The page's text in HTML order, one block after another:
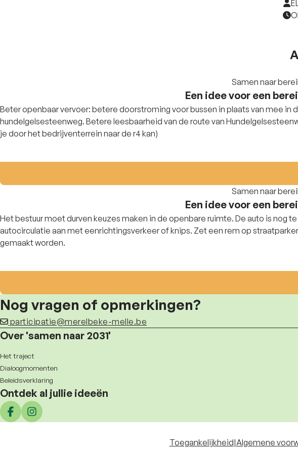
Samen naar
Een idee voor een
Beter openbaar vervoer: betere doorstroming voor bussen in plaats van mee
hundelgelsesteenweg. Betere leesbaarheid van de route van
je door het bedrijventerrein naar de r4 kan)
Samen naar
Een idee voor een
Het bestuur moet durven keuzes maken in de openbare ruimte. De auto is nog
autocirculatie aan met eenrichtingsverkeer of knips. Zet een rem op
gemaakt worden.
Nog vragen of opmerkingen?
participatie@merelbeke-melle.be
Over 'samen naar 2031'
Het traject
Dialoogmomenten
Beleidsverklaring
Ontdek al jullie ideeën
Deel op facebook
Deel op Instagram
Toegankelijkheid|Algemene